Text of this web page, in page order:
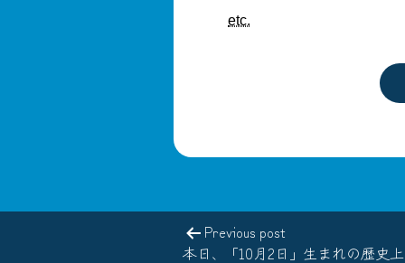
etc.
Previous post
本日、「10月2日」生まれの歴史